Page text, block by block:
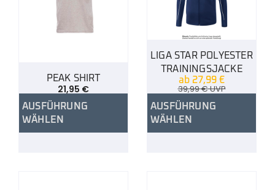
PEAK SHIRT
21,95 €
AUSFÜHRUNG
WÄHLEN
LIGA STAR POLYESTER
TRAININGSJACKE
ab 27,99 €
39,99€UVP
AUSFÜHRUNG
WÄHLEN